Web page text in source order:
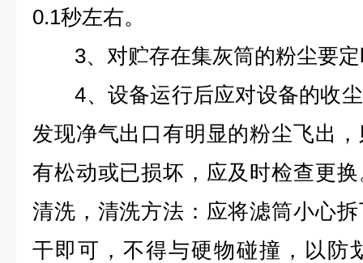
0.1秒左右。
3、对贮存在集灰筒的粉尘要定
4、设备运行后应对设备的收尘
发现净气出口有明显的粉尘飞出
有松动或已损坏，应及时检查更
清洗，清洗方法：应将滤筒小心
干即可，不得与硬物碰撞，以防